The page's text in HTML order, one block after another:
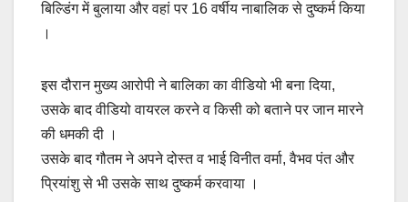
बिल्डिंग में बुलाया और वहां पर 16 वर्षीय नाबालिक से दुष्कर्म किया
।
इस दौरान मुख्य आरोपी ने बालिका का वीडियो भी बना दिया,
उसके बाद वीडियो वायरल करने व किसी को बताने पर जान मारने
की धमकी दी ।
उसके बाद गौतम ने अपने दोस्त व भाई विनीत वर्मा, वैभव पंत और
प्रियांशु से भी उसके साथ दुष्कर्म करवाया ।